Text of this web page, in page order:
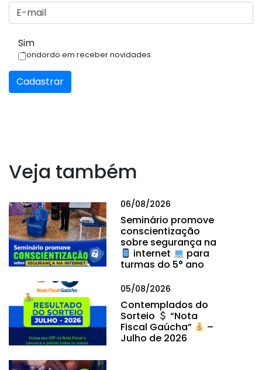
Sim
Condordo em receber novidades.
Cadastrar
Veja também
06/08/2026
Seminário promove
conscientização
sobre segurança na
internet
para
turmas do 5° ano
05/08/2026
Contemplados do
Sorteio
“Nota
Fiscal Gaúcha”
–
Julho de 2026